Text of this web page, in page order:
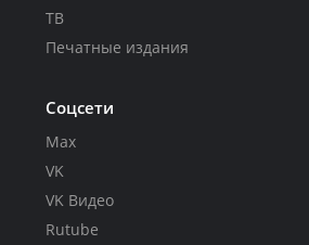
ТВ
Печатные издания
Соцсети
Max
VK
VK Видео
Rutube